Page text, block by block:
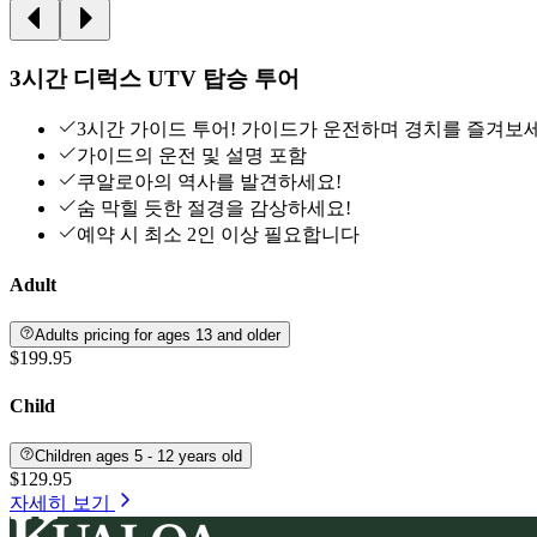
3시간 디럭스 UTV 탑승 투어
3시간 가이드 투어! 가이드가 운전하며 경치를 즐겨보
가이드의 운전 및 설명 포함
쿠알로아의 역사를 발견하세요!
숨 막힐 듯한 절경을 감상하세요!
예약 시 최소 2인 이상 필요합니다
Adult
Adults pricing for ages 13 and older
$199.95
Child
Children ages 5 - 12 years old
$129.95
자세히 보기